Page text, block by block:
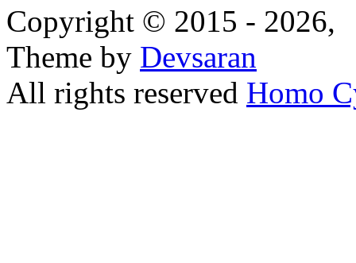
Copyright © 2015 - 2026,
Theme by Devsaran
All rights reserved Homo